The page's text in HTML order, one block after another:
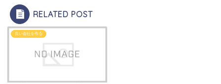
RELATED POST
良い会社を作る